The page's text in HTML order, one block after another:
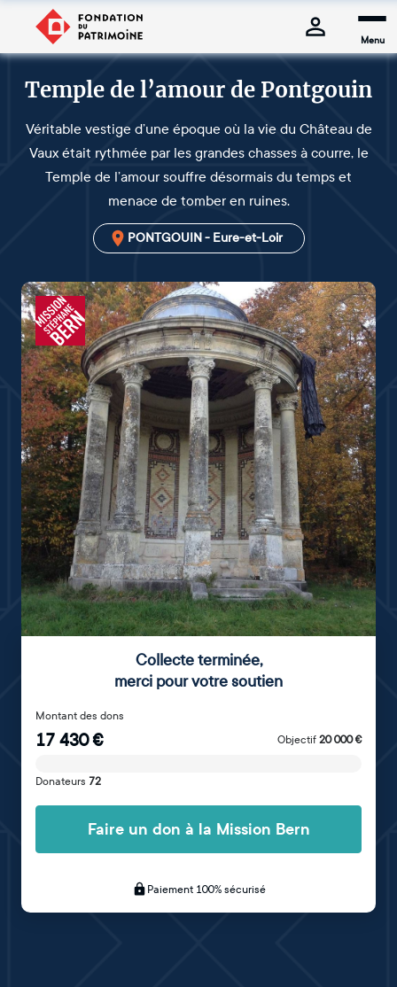
Menu
Temple de l’amour de Pontgouin
Véritable vestige d’une époque où la vie du Château de
Vaux était rythmée par les grandes chasses à courre, le
Temple de l’amour souffre désormais du temps et
menace de tomber en ruines.
PONTGOUIN - Eure-et-Loir
Collecte terminée,
merci pour votre soutien
Montant des dons
17 430€ Objectif 20 000€
Donateurs 72
Faire un don à la Mission Bern
Paiement 100% sécurisé